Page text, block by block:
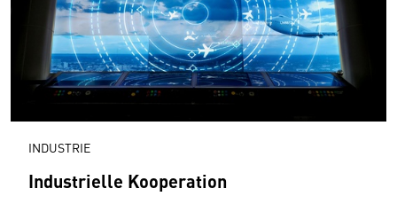
INDUSTRIE
Industrielle Kooperation